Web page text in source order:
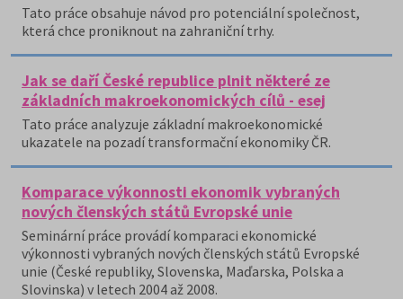
Tato práce obsahuje návod pro potenciální společnost,
která chce proniknout na zahraniční trhy.
Jak se daří České republice plnit některé ze
základních makroekonomických cílů - esej
Tato práce analyzuje základní makroekonomické
ukazatele na pozadí transformační ekonomiky ČR.
Komparace výkonnosti ekonomik vybraných
nových členských států Evropské unie
Seminární práce provádí komparaci ekonomické
výkonnosti vybraných nových členských států Evropské
unie (České republiky, Slovenska, Maďarska, Polska a
Slovinska) v letech 2004 až 2008.